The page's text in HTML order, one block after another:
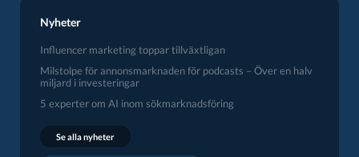
Nyheter
Influencer marketing toppar tillväxtligan
Milstolpe för annonsmarknaden för podcasts – Över en halv
miljard i investeringar
5 experter om AI inom sökmarknadsföring
Se alla nyheter